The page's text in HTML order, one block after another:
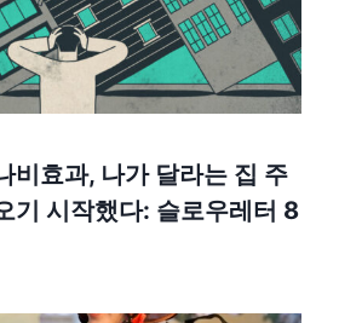
비효과, 나가 달라는 집 주
기 시작했다: 슬로우레터 8